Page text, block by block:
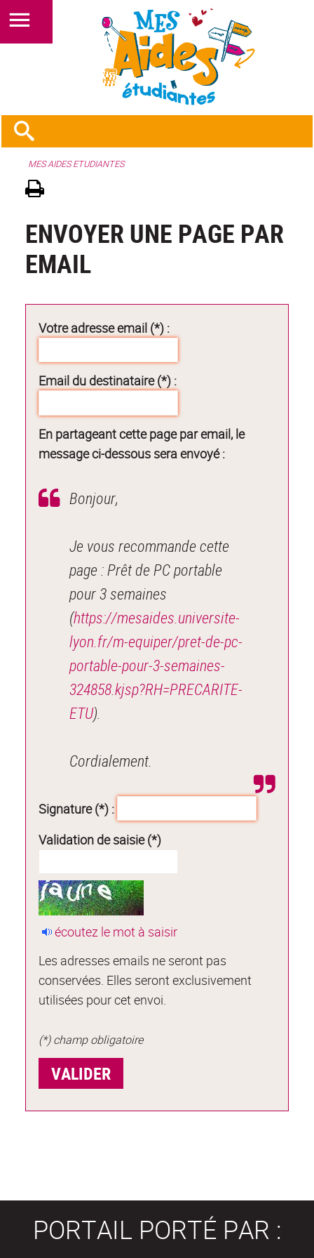
MES AIDES ETUDIANTES
ENVOYER UNE PAGE PAR
EMAIL
Votre adresse email (*) :
Email du destinataire (*) :
En partageant cette page par email, le
message ci-dessous sera envoyé :
Bonjour,
Je vous recommande cette
page : Prêt de PC portable
pour 3 semaines
(https://mesaides.universite-
lyon.fr/m-equiper/pret-de-pc-
portable-pour-3-semaines-
324858.kjsp?RH=PRECARITE-
ETU).
Cordialement.
Signature (*) :
Validation de saisie (*)
écoutez le mot à saisir
Les adresses emails ne seront pas
conservées. Elles seront exclusivement
utilisées pour cet envoi.
(*) champ obligatoire
PORTAIL PORTÉ PAR :